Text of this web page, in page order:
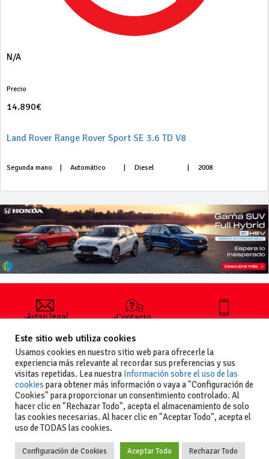
N/A
Precio
14.890€
Land Rover Range Rover Sport SE 3.6 TD V8
Segunda mano Automático Diesel 2008
-Aviso legal
generales
de uso
-Política de
privacidad
-Política de
cookies
-Contacto
publicar un
anuncio
-Vende+
+34 627 35
Este sitio web utiliza cookies
Usamos cookies en nuestro sitio web para ofrecerle la
experiencia más relevante al recordar sus preferencias y sus
visitas repetidas. Lea nuestra Información sobre el uso de las
cookies para obtener más información o vaya a "Configuración de
Cookies" para proporcionar un consentimiento controlado. Al
hacer clic en "Rechazar Todo", acepta el almacenamiento de solo
las cookies necesarias. Al hacer clic en "Aceptar Todo", acepta el
uso de TODAS las cookies.
Configuración de Cookies Aceptar Todo Rechazar Todo